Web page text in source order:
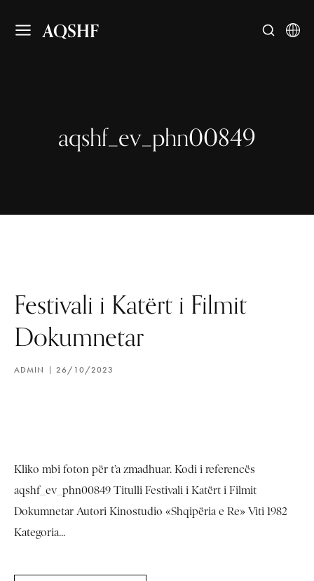
AQSHF
aqshf_ev_phn00849
Festivali i Katërt i Filmit
Dokumnetar
ADMIN 26/10/2023
Kliko mbi foton për t’a zmadhuar. Kodi i referencës
aqshf_ev_phn00849 Titulli Festivali i Katërt i Filmit
Dokumnetar Autori Kinostudio «Shqipëria e Re» Viti 1982
Kategoria...